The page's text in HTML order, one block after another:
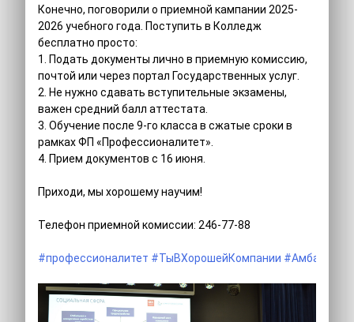
Конечно, поговорили о приемной кампании 2025-
2026 учебного года. Поступить в Колледж
бесплатно просто:
1. Подать документы лично в приемную комиссию,
почтой или через портал Государственных услуг.
2. Не нужно сдавать вступительные экзамены,
важен средний балл аттестата.
3. Обучение после 9-го класса в сжатые сроки в
рамках ФП «Профессионалитет».
4. Прием документов с 16 июня.
Приходи, мы хорошему научим!
Телефон приемной комиссии: 246-77-88
#профессионалитет #ТыВХорошейКомпании